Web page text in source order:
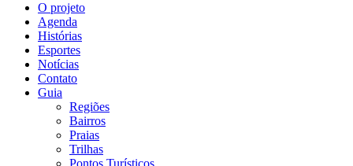
O projeto
Agenda
Histórias
Esportes
Notícias
Contato
Guia
Regiões
Bairros
Praias
Trilhas
Pontos Turísticos